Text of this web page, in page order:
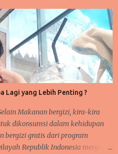
hal yang menjadi peringkat
adalah TAQWA. CARA
DALAM KEHIDUPAN SEHARI-
seseorang sudah mampu meraih
nasehat dari Alquran ?
TAQWA Secara sepintas,
dirinya sudah bertaqwa kepada
di katakan sudah bertaqwa ?
banyak momen yang bisa
Baik dalam hal ibadah
lainnya seperti urusa...
Lagi yang Lebih Penting ?
Makanan bergizi, kira-kira
dikonsumsi dalam kehidupan
bergizi gratis dari program
Republik Indonesia menjadi